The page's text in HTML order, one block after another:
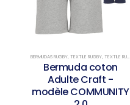
BERMUDAS RUGBY, TEXTILE RUGBY, TEXTILE RUGBY PRÉSENTATION
Bermuda coton
Adulte Craft -
modèle COMMUNITY